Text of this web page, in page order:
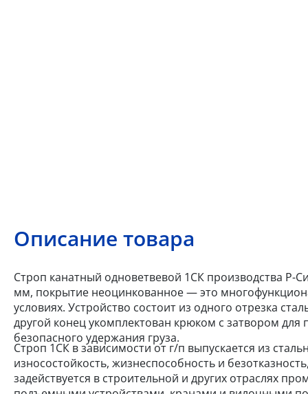
Описание товара
Строп канатный одноветвевой 1СК производства Р-
мм, покрытие неоцинкованное — это
условиях. Устройство состоит из одного отрезка
другой конец укомплектован крюком с затвором
безопасного удержания груза.
Строп 1СК в зависимости от г/п выпускается из
износостойкость, жизнеспособность и
задействуется в строительной и других отраслях